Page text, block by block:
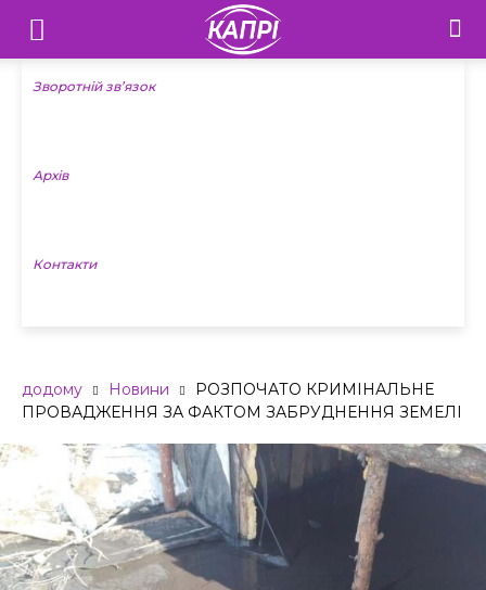
Телебачення
«Капрі»
Новини
Зворотній зв’язок
Архів
Контакти
додому Новини
РОЗПОЧАТО КРИМІНАЛЬНЕ
ПРОВАДЖЕННЯ ЗА ФАКТОМ ЗАБРУДНЕННЯ ЗЕМЕЛІ